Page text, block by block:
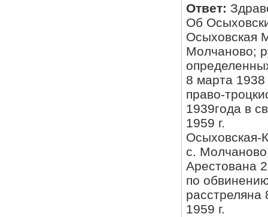
Ответ:
Об
Осыховская
Молчаново;
8 марта 1938
право-
1939года в
1959 г.
Осыховская-
с.
Арестована
по
расстреляна
1959 г.